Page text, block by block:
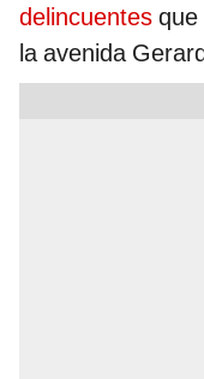
delincuentes que
la avenida